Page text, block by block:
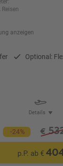
Reisen
anzeigen
Optional:
Details
-24% €
p.P. ab €